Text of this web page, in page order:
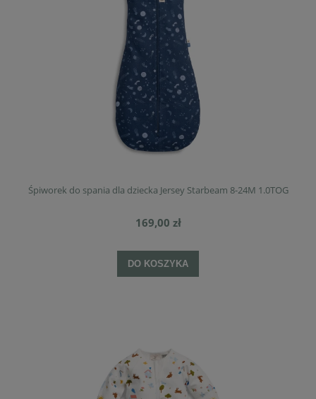
Śpiworek do spania dla dziecka Jersey Starbeam 8-24M 1.0TOG
169,00 zł
DO KOSZYKA